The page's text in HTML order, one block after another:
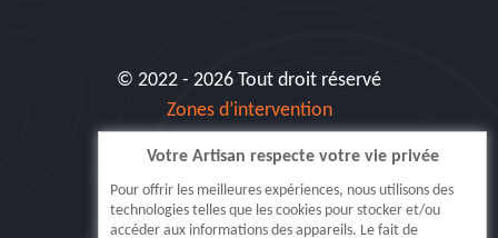
© 2022 - 2026 Tout droit réservé
Zones d’intervention
Siret: 515 062 404 000 30
Votre Artisan respecte votre vie privée
Pour offrir les meilleures expériences, nous utilisons des
technologies telles que les cookies pour stocker et/ou
accéder aux informations des appareils. Le fait de